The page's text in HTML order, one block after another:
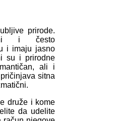
prirode.
i često
i imaju jasno
su i prirodne
ali i
sitna
druže i kome
da udelite